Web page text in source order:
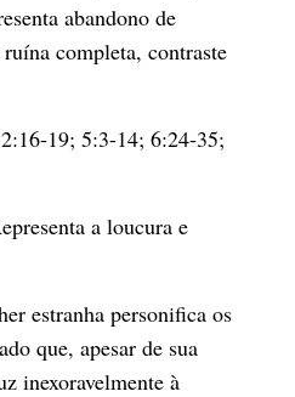
abandono de
completa, contraste
19; 5:3-14; 6:24-35;
a loucura e
estranha personifica os
que, apesar de sua
inexoravelmente à